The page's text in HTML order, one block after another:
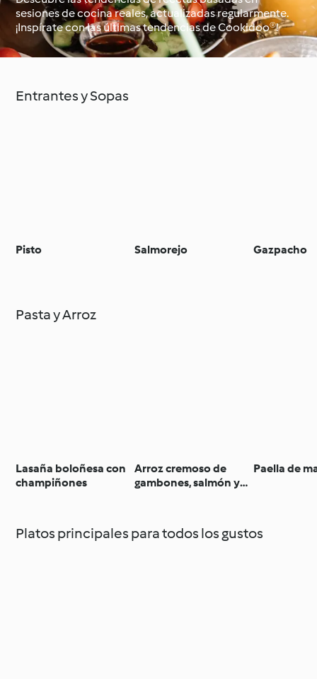
Alrededor del mundo
con Cookidoo®
Clases de cocina con
Cookidoo®
sesiones de cocina reales, actualizadas regularmente.
¡Inspírate con las últimas tendencias de Cookidoo®!
Entrantes y Sopas
Pisto Salmorejo Gazpacho
Pasta y Arroz
Lasaña boloñesa con
champiñones
Arroz cremoso de
gambones, salmón y
Paella de
Platos principales para todos los gustos